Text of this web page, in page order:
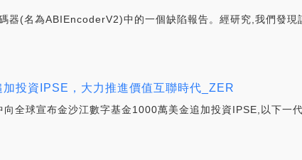
器(名為ABIEncoderV2)中的一個缺陷報告。經研究,我們發現
投資IPSE，大力推進價值互聯時代_ZER
全球宣布金沙江數字基金1000萬美金追加投資IPSE,以下一